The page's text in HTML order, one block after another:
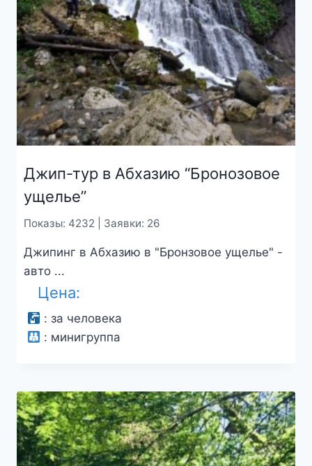
Джип-тур в Абхазию “Бронозовое
ущелье”
Показы: 4232 | Заявки: 26
Джипинг в Абхазию в "Бронзовое ущелье" -
авто ...
Цена:
: за человека
: минигруппа